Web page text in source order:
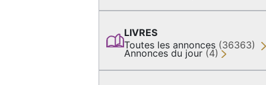
LIVRES
Toutes les annonces (36363)
Annonces du jour (4)